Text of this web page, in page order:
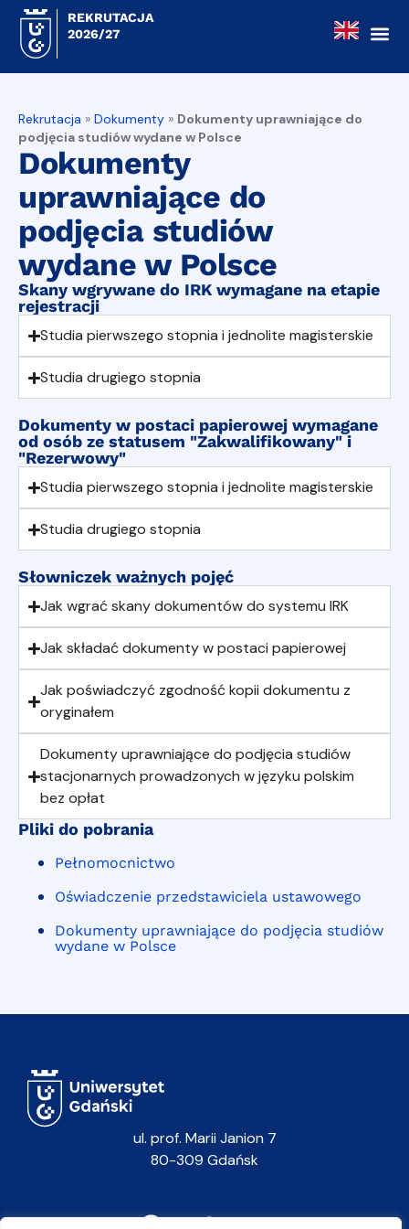
REKRUTACJA
2026/27
Rekrutacja » Dokumenty » Dokumenty uprawniające do
podjęcia studiów wydane w Polsce
Dokumenty
uprawniające do
podjęcia studiów
wydane w Polsce
Skany wgrywane do IRK wymagane na etapie
rejestracji
Studia pierwszego stopnia i jednolite magisterskie
Studia drugiego stopnia
Dokumenty w postaci papierowej wymagane
od osób ze statusem "Zakwalifikowany" i
"Rezerwowy"
Studia pierwszego stopnia i jednolite magisterskie
Studia drugiego stopnia
Słowniczek ważnych pojęć
Jak wgrać skany dokumentów do systemu IRK
Jak składać dokumenty w postaci papierowej
Jak poświadczyć zgodność kopii dokumentu z
oryginałem
Dokumenty uprawniające do podjęcia studiów
stacjonarnych prowadzonych w języku polskim
bez opłat
Pliki do pobrania
Pełnomocnictwo
Oświadczenie przedstawiciela ustawowego
Dokumenty uprawniające do podjęcia studiów
wydane w Polsce
ul. prof. Marii Janion 7
80-309 Gdańsk